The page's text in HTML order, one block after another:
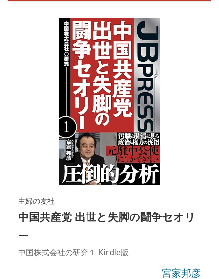
主婦の友社
中国共産党 出世と失脚の闘争セオリ
ー
中国株式会社の研究１ Kindle版
宮家邦彦